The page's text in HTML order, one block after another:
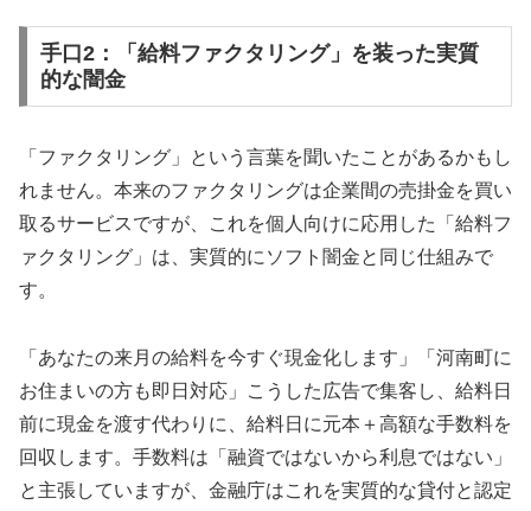
手口2：「給料ファクタリング」を装った実質
的な闇金
「ファクタリング」という言葉を聞いたことがあるかもし
れません。本来のファクタリングは企業間の売掛金を買い
取るサービスですが、これを個人向けに応用した「給料フ
ァクタリング」は、実質的にソフト闇金と同じ仕組みで
す。
「あなたの来月の給料を今すぐ現金化します」「河南町に
お住まいの方も即日対応」こうした広告で集客し、給料日
前に現金を渡す代わりに、給料日に元本＋高額な手数料を
回収します。手数料は「融資ではないから利息ではない」
と主張していますが、金融庁はこれを実質的な貸付と認定